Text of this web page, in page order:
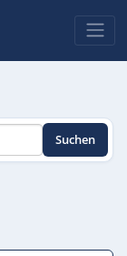
Suchen